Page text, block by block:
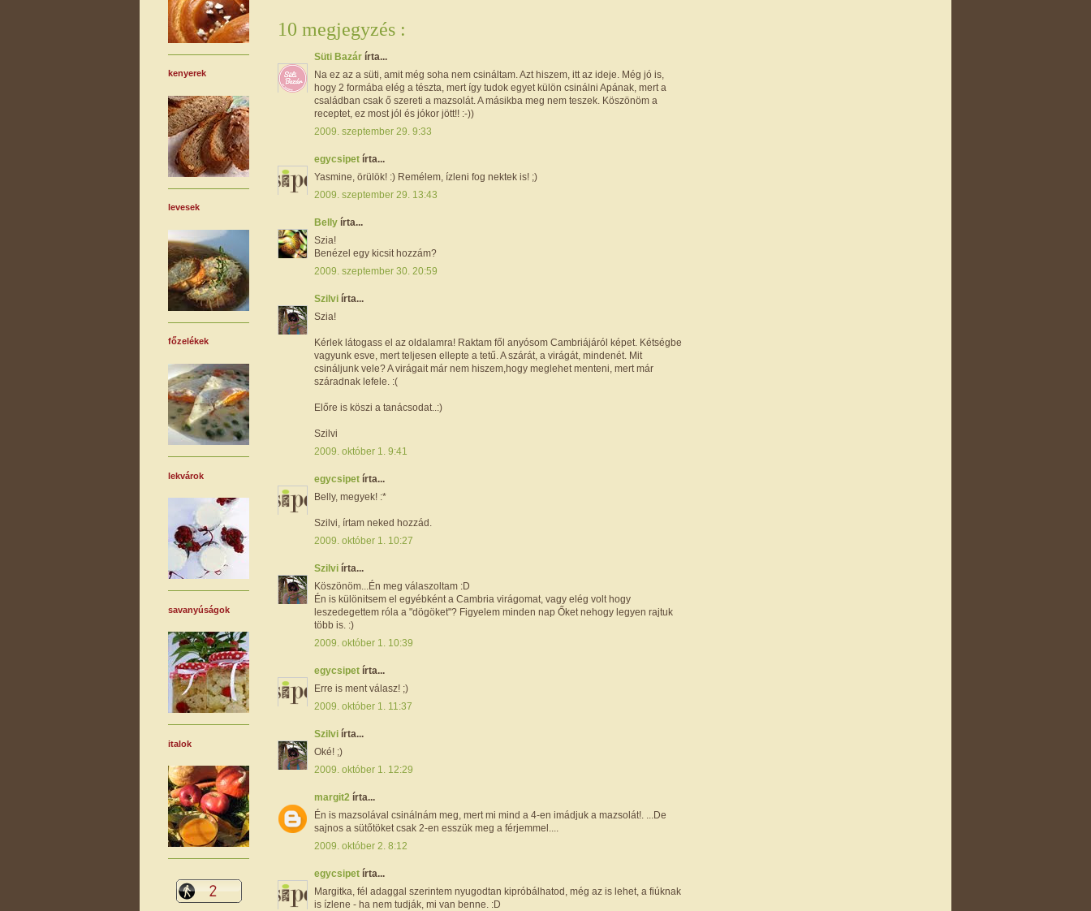
10 megjegyzés :
Süti Bazár írta...
Na ez az a süti, amit még soha nem csináltam. Azt hiszem, itt az ideje. Még jó is,
hogy 2 formába elég a tészta, mert így tudok egyet külön csinálni Apának, mert a
családban csak ő szereti a mazsolát. A másikba meg nem teszek. Köszönöm a
receptet, ez most jól és jókor jött!! :-))
2009. szeptember 29. 9:33
egycsipet írta...
Yasmine, örülök! :) Remélem, ízleni fog nektek is! ;)
2009. szeptember 29. 13:43
Belly írta...
Szia!
Benézel egy kicsit hozzám?
2009. szeptember 30. 20:59
Szilvi írta...
Szia!
Kérlek látogass el az oldalamra! Raktam fől anyósom Cambriájáról képet. Kétségbe
vagyunk esve, mert teljesen ellepte a tetű. A szárát, a virágát, mindenét. Mit
csináljunk vele? A virágait már nem hiszem,hogy meglehet menteni, mert már
száradnak lefele. :(
Előre is köszi a tanácsodat..:)
Szilvi
2009. október 1. 9:41
egycsipet írta...
Belly, megyek! :*
Szilvi, írtam neked hozzád.
2009. október 1. 10:27
Szilvi írta...
Köszönöm...Én meg válaszoltam :D
Én is különitsem el egyébként a Cambria virágomat, vagy elég volt hogy
leszedegettem róla a "dögöket"? Figyelem minden nap Őket nehogy legyen rajtuk
több is. :)
2009. október 1. 10:39
egycsipet írta...
Erre is ment válasz! ;)
2009. október 1. 11:37
Szilvi írta...
Oké! ;)
2009. október 1. 12:29
margit2 írta...
Én is mazsolával csinálnám meg, mert mi mind a 4-en imádjuk a mazsolát!. ...De
sajnos a sütőtöket csak 2-en esszük meg a férjemmel....
2009. október 2. 8:12
egycsipet írta...
Margitka, fél adaggal szerintem nyugodtan kipróbálhatod, még az is lehet, a fiúknak
is ízlene - ha nem tudják, mi van benne. :D
kenyerek
levesek
főzelékek
lekvárok
savanyúságok
italok